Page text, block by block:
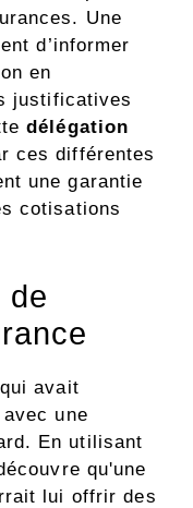
Une
d’informer
en
justificatives
délégation
ces différentes
une garantie
cotisations
de
avait
une
En utilisant
qu'une
lui offrir des